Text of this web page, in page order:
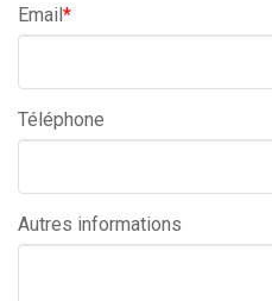
Email *
Téléphone
Autres informations